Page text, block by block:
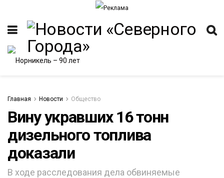
Главная Новости Общество
Вину укравших 16 тонн
дизельного топлива
доказали
В ходе расследования дела обвиняемые